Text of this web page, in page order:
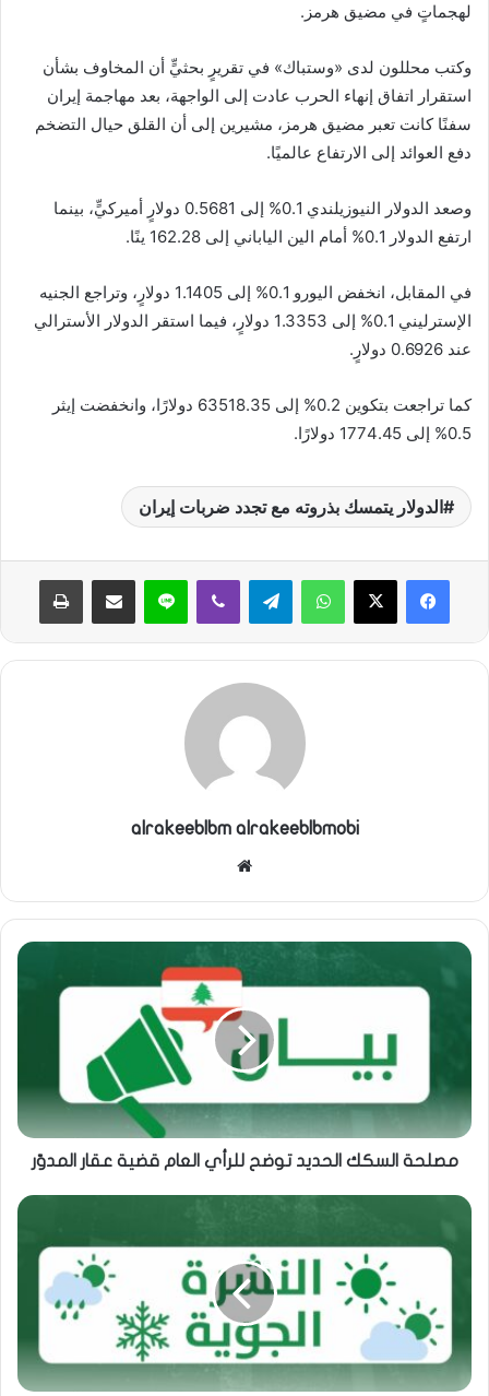
لهجماتٍ في مضيق هرمز.
وكتب محللون لدى «وستباك» في تقريرٍ بحثيٍّ أن المخاوف بشأن
استقرار اتفاق إنهاء الحرب عادت إلى الواجهة، بعد مهاجمة إيران
سفنًا كانت تعبر مضيق هرمز، مشيرين إلى أن القلق حيال التضخم
دفع العوائد إلى الارتفاع عالميًا.
وصعد الدولار النيوزيلندي 0.1% إلى 0.5681 دولارٍ أميركيٍّ، بينما
ارتفع الدولار 0.1% أمام الين الياباني إلى 162.28 ينًا.
في المقابل، انخفض اليورو 0.1% إلى 1.1405 دولارٍ، وتراجع الجنيه
الإسترليني 0.1% إلى 1.3353 دولارٍ، فيما استقر الدولار الأسترالي
عند 0.6926 دولارٍ.
كما تراجعت بتكوين 0.2% إلى 63518.35 دولارًا، وانخفضت إيثر
0.5% إلى 1774.45 دولارًا.
الدولار يتمسك بذروته مع تجدد ضربات إيران
واتساب تيلقرام ڤايبر لاين مشاركة عبر البريد طباعة
alrakeeblbm alrakeeblbmobi
مصلحة السكك الحديد توضح للرأي العام قضية عقار المدوّر